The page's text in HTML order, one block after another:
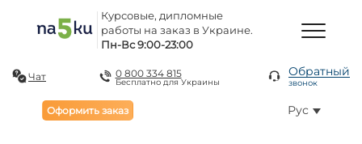
Курсовые, дипломные
работы на заказ в Украине.
Пн-Вс 9:00-23:00
Чат 0 800 334 815
Бесплатно для Украины
Обратный
звонок
Оформить заказ Рус